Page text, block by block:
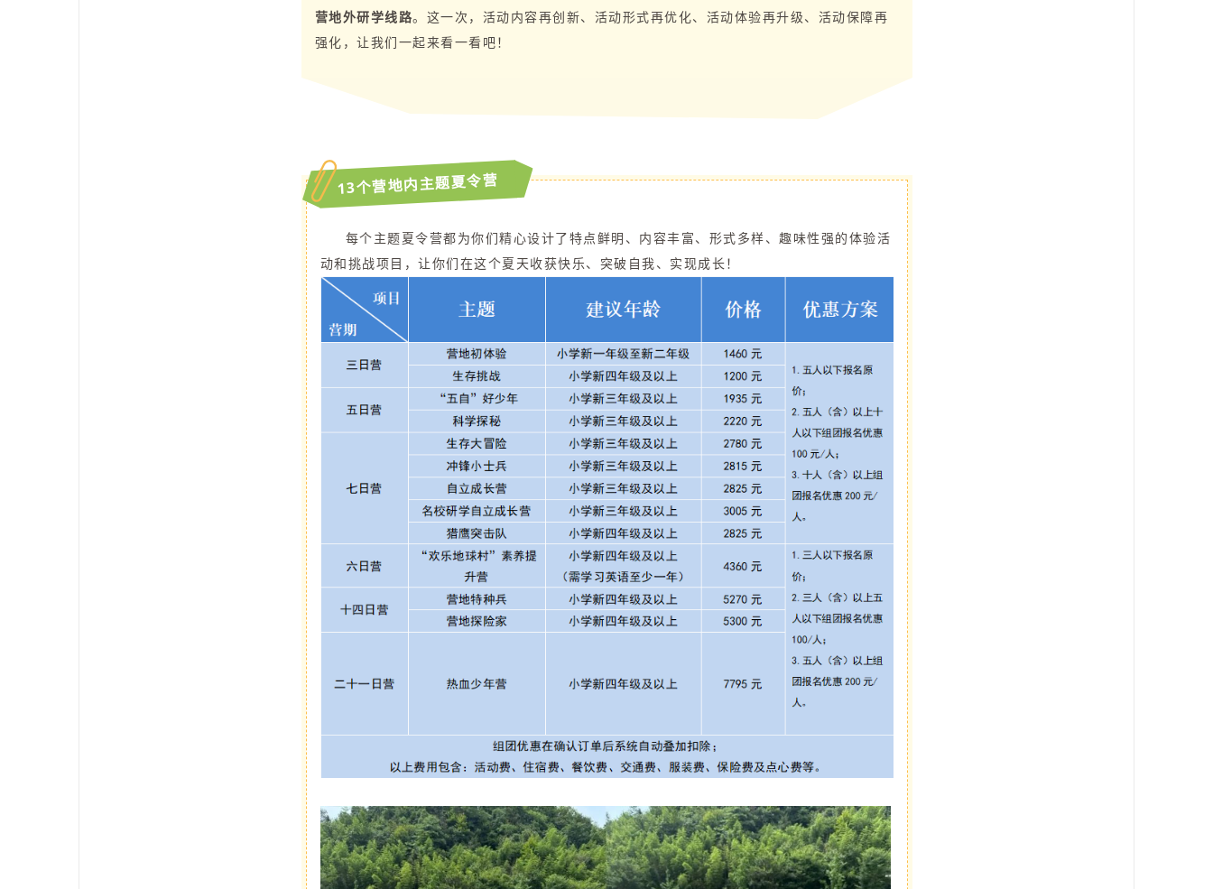
营地外研学线路。这一次，活动内容再创新、活动形式再优化、活动体验再升级、活动保障再
强化，让我们一起来看一看吧！
13个营地内主题夏令营
每个主题夏令营都为你们精心设计了特点鲜明、内容丰富、形式多样、趣味性强的体验活
动和挑战项目，让你们在这个夏天收获快乐、突破自我、实现成长！